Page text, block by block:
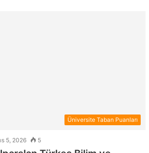
Üniversite Taban Puanları
5, 2026 5